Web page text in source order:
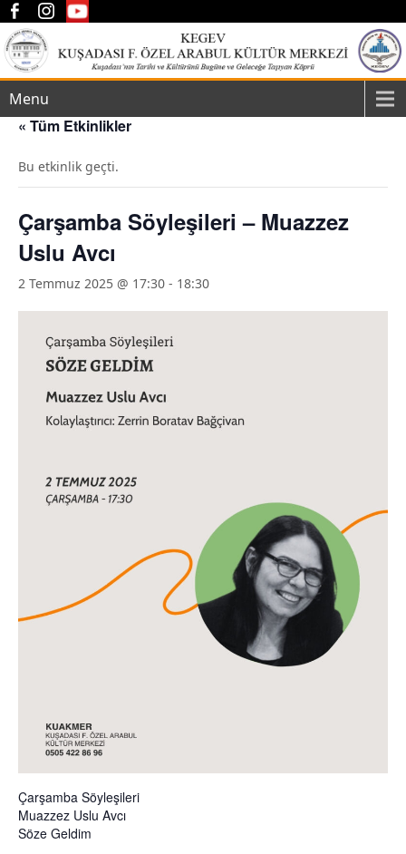
Menu
« Tüm Etkinlikler
Bu etkinlik geçti.
Çarşamba Söyleşileri – Muazzez
Uslu Avcı
2 Temmuz 2025 @ 17:30 - 18:30
Çarşamba Söyleşileri
Muazzez Uslu Avcı
Söze Geldim